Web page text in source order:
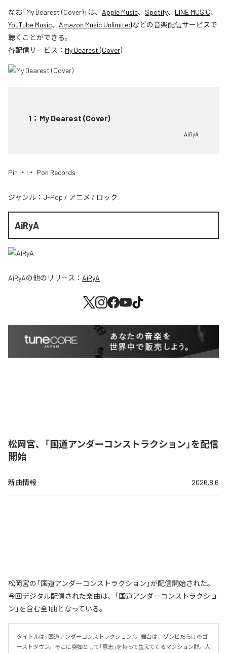
なお「My Dearest (Cover)」は、 Apple Music、 Spotify、 LINE MUSIC、
YouTube Music、 Amazon Music Unlimitedなどの音楽配信サービスで
聴くことができる。
各配信サービス： My Dearest (Cover)
1 ： My Dearest (Cover)
AiRyA
Pin ・i・ Pon Records
ジャンル： J-Pop / アニメ / ロック
AiRyA
AiRyAの他のリリース： AiRyA
松岡宮、「国道アンダーコンストラクション」を配信
開始
新曲情報 2026.8.6
松岡宮の「国道アンダーコンストラクション」が配信開始された。
今回デジタル配信された楽曲は、「国道アンダーコンストラクショ
ン」を含む全1曲となっている。
タイトルは『国道アンダーコンストラクション』。舞台は、ゾンビだらけのゴ
ーストタウン。そこに突如として「意志」を持って生えてくるマンション群。人